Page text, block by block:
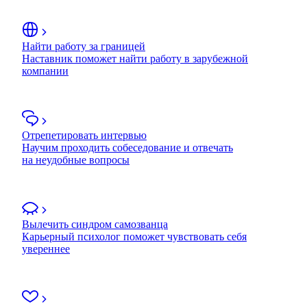
Найти работу за границей
Наставник поможет найти работу в зарубежной
компании
Отрепетировать интервью
Научим проходить собеседование и отвечать
на неудобные вопросы
Вылечить синдром самозванца
Карьерный психолог поможет чувствовать себя
увереннее